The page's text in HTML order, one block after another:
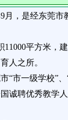
，是经东莞市
平方米，
人之所。
一级学校”、
诚聘优秀教学人